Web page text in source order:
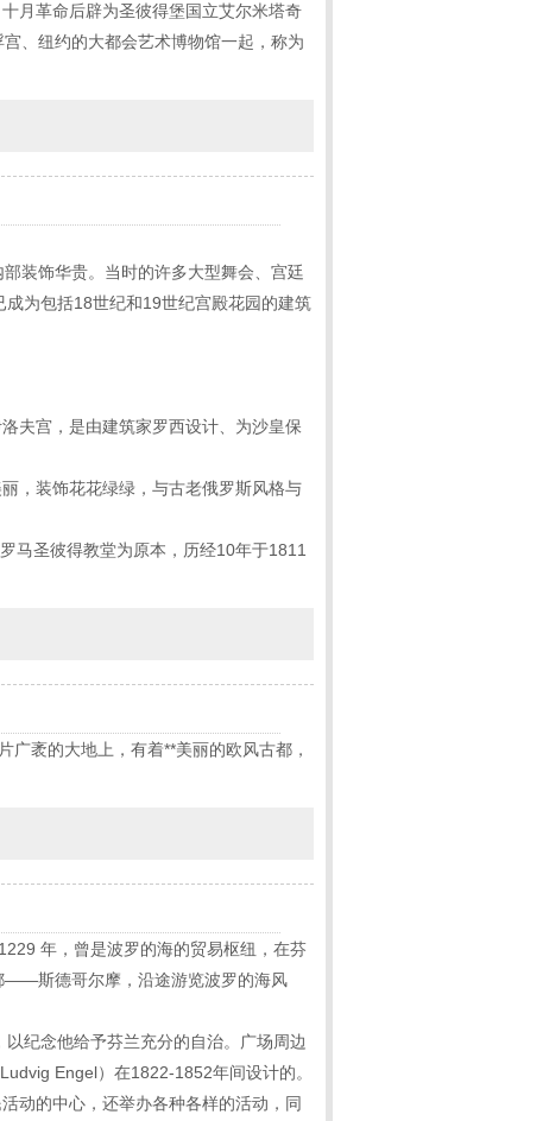
月革命后辟为圣彼得堡国立艾尔米塔奇
、纽约的大都会艺术博物馆一起，称为
装饰华贵。当时的许多大型舞会、宫廷
为包括18世纪和19世纪宫殿花园的建筑
夫宫，是由建筑家罗西设计、为沙皇保
，装饰花花绿绿，与古老俄罗斯风格与
马圣彼得教堂为原本，历经10年于1811
袤的大地上，有着**美丽的欧风古都，
年，曾是波罗的海的贸易枢纽，在芬
——斯德哥尔摩，沿途游览波罗的海风
纪念他给予芬兰充分的自治。广场周边
Engel）在1822-1852年间设计的。
动的中心，还举办各种各样的活动，同